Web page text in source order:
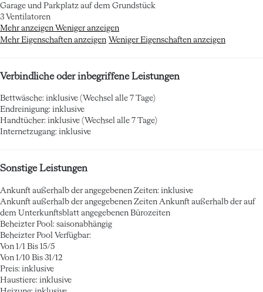
Garage und Parkplatz auf dem Grundstück
3 Ventilatoren
Mehr anzeigen Weniger anzeigen
Mehr Eigenschaften anzeigen Weniger Eigenschaften anzeigen
Verbindliche oder inbegriffene Leistungen
Bettwäsche: inklusive (Wechsel alle 7 Tage)
Endreinigung: inklusive
Handtücher: inklusive (Wechsel alle 7 Tage)
Internetzugang: inklusive
Sonstige Leistungen
Ankunft außerhalb der angegebenen Zeiten: inklusive
Ankunft außerhalb der angegebenen Zeiten Ankunft außerhalb der auf
dem Unterkunftsblatt angegebenen Bürozeiten
Beheizter Pool: saisonabhängig
Beheizter Pool Verfügbar:
Von 1/1 Bis 15/5
Von 1/10 Bis 31/12
Preis: inklusive
Haustiere: inklusive